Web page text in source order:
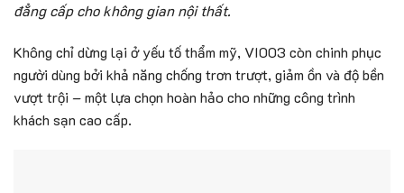
đẳng cấp cho không gian nội thất.
Không chỉ dừng lại ở yếu tố thẩm mỹ, VI003 còn chinh phục
người dùng bởi khả năng chống trơn trượt, giảm ồn và độ bền
vượt trội – một lựa chọn hoàn hảo cho những công trình
khách sạn cao cấp.